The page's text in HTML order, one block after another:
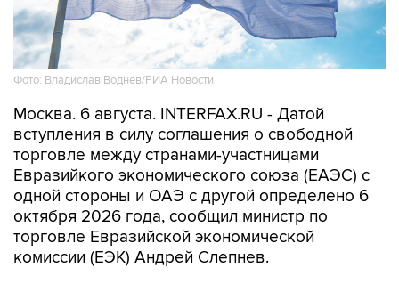
Фото: Владислав Воднев/РИА Новости
Москва. 6 августа. INTERFAX.RU - Датой
вступления в силу соглашения о свободной
торговле между странами-участницами
Евразийкого экономического союза (ЕАЭС) с
одной стороны и ОАЭ с другой определено 6
октября 2026 года, сообщил министр по
торговле Евразийской экономической
комиссии (ЕЭК) Андрей Слепнев.